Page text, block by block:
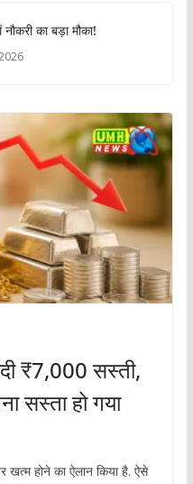
का बड़ा मौका!
₹7,000 सस्ती,
सस्ता हो गया
होने का ऐलान किया है. ऐसे